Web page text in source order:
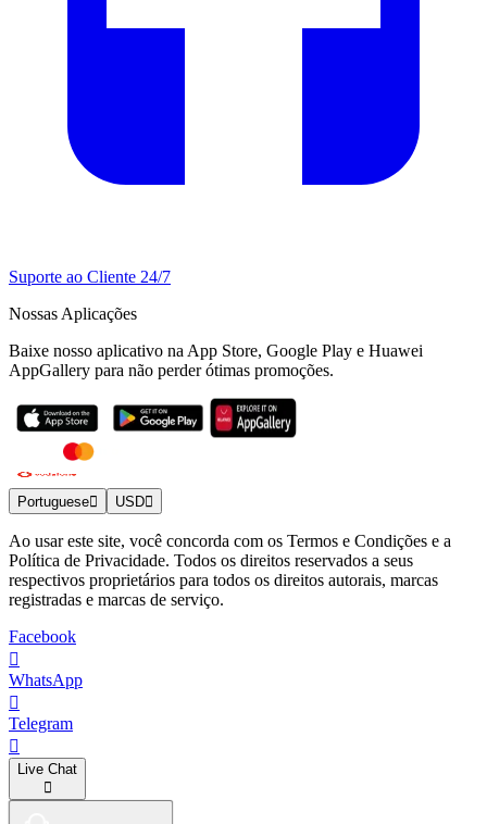
Suporte ao Cliente 24/7
Nossas Aplicações
Baixe nosso aplicativo na App Store, Google Play e Huawei
AppGallery para não perder ótimas promoções.
Portuguese USD
Ao usar este site, você concorda com os Termos e Condições e a
Política de Privacidade. Todos os direitos reservados a seus
respectivos proprietários para todos os direitos autorais, marcas
registradas e marcas de serviço.
Facebook
WhatsApp
Telegram
Live Chat